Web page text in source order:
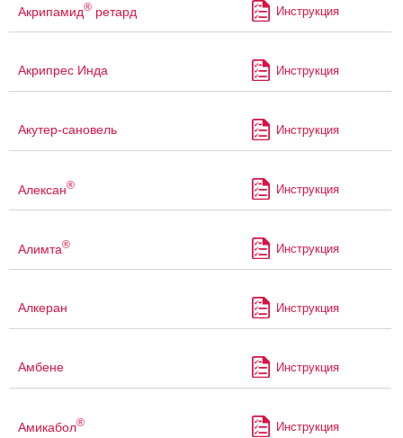
Акрипамид® ретард Инструкция
Акрипрес Инда Инструкция
Акутер-сановель Инструкция
Алексан® Инструкция
Алимта® Инструкция
Алкеран Инструкция
Амбене Инструкция
Амикабол® Инструкция